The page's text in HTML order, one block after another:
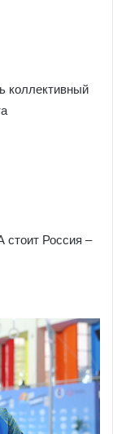
коллективный
Россия –